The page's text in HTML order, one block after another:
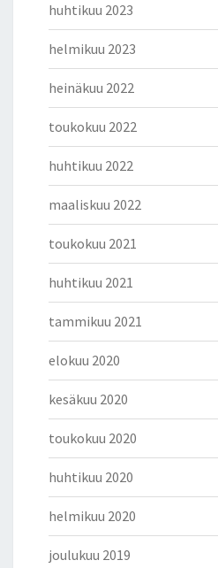
huhtikuu 2023
helmikuu 2023
heinäkuu 2022
toukokuu 2022
huhtikuu 2022
maaliskuu 2022
toukokuu 2021
huhtikuu 2021
tammikuu 2021
elokuu 2020
kesäkuu 2020
toukokuu 2020
huhtikuu 2020
helmikuu 2020
joulukuu 2019